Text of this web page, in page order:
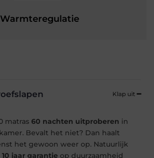
Warmteregulatie
matras 60 nachten uitproberen in
Bevalt het niet? Dan haalt
het gewoon weer op. Natuurlijk
10 jaar garantie op duurzaamheid